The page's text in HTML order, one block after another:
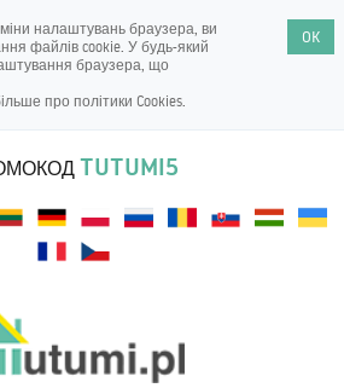
налаштувань браузера, ви
файлів cookie. У будь-який
браузера, що
про політики Cookies.
OK
TUTUMI5